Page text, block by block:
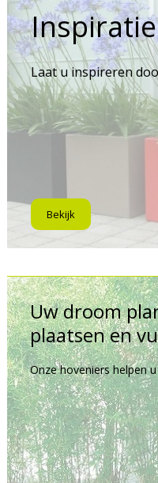
Inspiratie
Laat u inspireren
Bekijk
Uw droom
plaatsen en
Onze hoveniers helpen